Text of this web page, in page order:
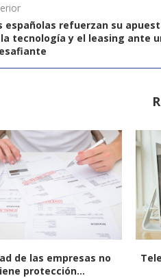
españolas refuerzan su
tecnología y el leasing ante
de las empresas no
protección...